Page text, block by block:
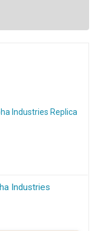
Industries